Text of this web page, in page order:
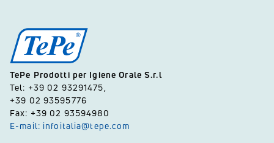
TePe Prodotti per Igiene Orale S.r.l
Tel: +39 02 93291475,
+39 02 93595776
Fax: +39 02 93594980
E-mail: infoitalia@tepe.com